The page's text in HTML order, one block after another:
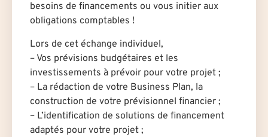
besoins de financements ou vous initier aux
obligations comptables !
Lors de cet échange individuel,
– Vos prévisions budgétaires et les
investissements à prévoir pour votre projet ;
– La rédaction de votre Business Plan, la
construction de votre prévisionnel financier ;
– L’identification de solutions de financement
adaptés pour votre projet ;